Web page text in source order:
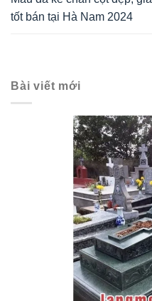
tốt bán tại Hà Nam 2024
Bài viết mới